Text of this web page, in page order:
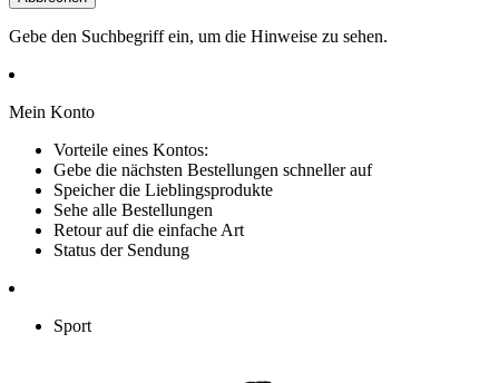
Gebe den Suchbegriff ein, um die Hinweise zu sehen.
Mein Konto
Vorteile eines Kontos:
Gebe die nächsten Bestellungen schneller auf
Speicher die Lieblingsprodukte
Sehe alle Bestellungen
Retour auf die einfache Art
Status der Sendung
Sport